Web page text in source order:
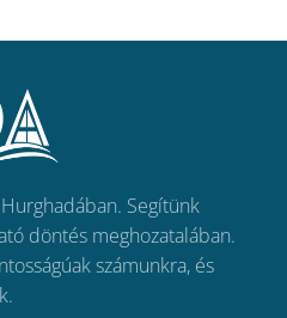
Segítünk
döntés meghozatalában.
számunkra, és